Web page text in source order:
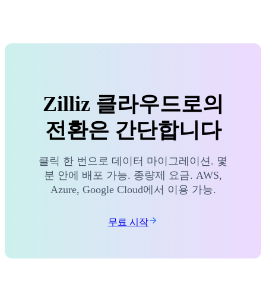
Zilliz 클라우드로의
전환은 간단합니다
클릭 한 번으로 데이터 마이그레이션. 몇
분 안에 배포 가능. 종량제 요금. AWS,
Azure, Google Cloud에서 이용 가능.
무료 시작